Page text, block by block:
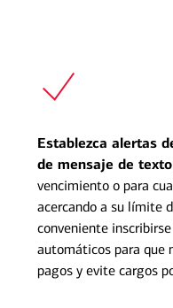
Establezca alertas
de mensaje de texto
vencimiento o para
acercando a su límite
conveniente
automáticos para que
pagos y evite cargos